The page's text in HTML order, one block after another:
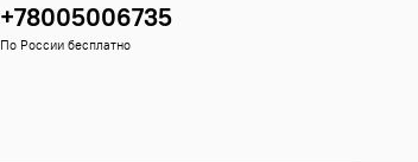
+78005006735
По России бесплатно